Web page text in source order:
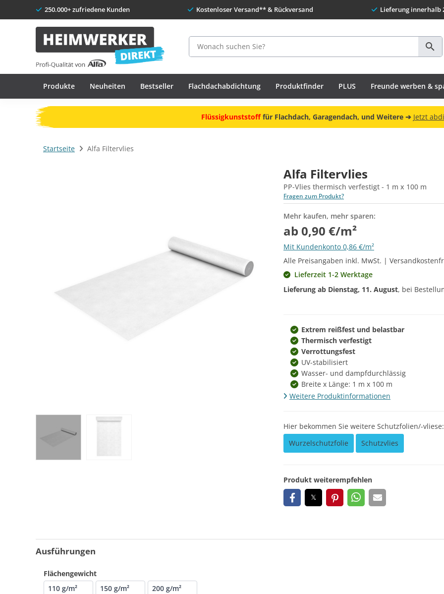
250.000+ zufriedene Kunden Kostenloser Versand** & Rückversand Lieferung innerhalb
Suche
Produkte Neuheiten Bestseller Flachdachabdichtung Produktfinder PLUS Freunde werben &
Flüssigkunststofffür Flachdach, Garagendach, und Weitere ➔ Jetzt
Startseite Alfa Filtervlies
Alfa Filtervlies
PP-Vlies thermisch verfestigt - 1 m x 100 m
Fragen zum Produkt?
Mehr kaufen, mehr sparen:
ab 0,90 €/m²
Mit Kundenkonto 0,86 €/m²
Alle Preisangaben inkl. MwSt. |
Lieferzeit 1-2 Werktage
Lieferung ab Dienstag, 11. August, bei
Extrem reißfest und belastbar
Thermisch verfestigt
Verrottungsfest
UV-stabilisiert
Wasser- und dampfdurchlässig
Breite x Länge: 1 m x 100 m
Weitere Produktinformationen
Hier bekommen Sie weitere Schutzfolien/-vliese:
Wurzelschutzfolie
Schutzvlies
Produkt weiterempfehlen
Ausführungen
Flächengewicht
110 g/m²
150 g/m² 200 g/m²